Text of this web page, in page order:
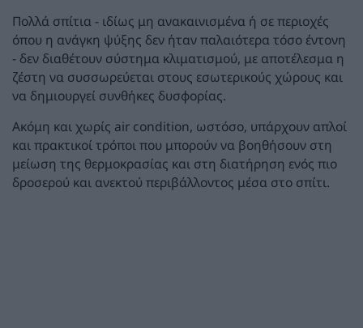
Πολλά σπίτια - ιδίως μη ανακαινισμένα ή σε περιοχές
όπου η ανάγκη ψύξης δεν ήταν παλαιότερα τόσο έντονη
- δεν διαθέτουν σύστημα κλιματισμού, με αποτέλεσμα η
ζέστη να συσσωρεύεται στους εσωτερικούς χώρους και
να δημιουργεί συνθήκες δυσφορίας.
Ακόμη και χωρίς air condition, ωστόσο, υπάρχουν απλοί
και πρακτικοί τρόποι που μπορούν να βοηθήσουν στη
μείωση της θερμοκρασίας και στη διατήρηση ενός πιο
δροσερού και ανεκτού περιβάλλοντος μέσα στο σπίτι.